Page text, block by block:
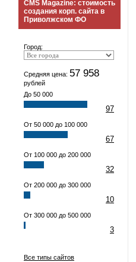
CMS Magazine: стоимость
создания корп. сайта в
Приволжском ФО
Город:
Средняя цена: 57 958
рублей
До 50 000
97
От 50 000 до 100 000
67
От 100 000 до 200 000
32
От 200 000 до 300 000
10
От 300 000 до 500 000
3
Все типы сайтов